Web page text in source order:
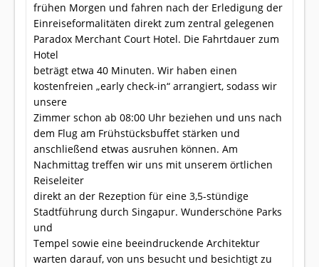
frühen Morgen und fahren nach der Erledigung der
Einreiseformalitäten direkt zum zentral gelegenen
Paradox Merchant Court Hotel. Die Fahrtdauer zum
Hotel
beträgt etwa 40 Minuten. Wir haben einen
kostenfreien „early check-in“ arrangiert, sodass wir
unsere
Zimmer schon ab 08:00 Uhr beziehen und uns nach
dem Flug am Frühstücksbuffet stärken und
anschließend etwas ausruhen können. Am
Nachmittag treffen wir uns mit unserem örtlichen
Reiseleiter
direkt an der Rezeption für eine 3,5-stündige
Stadtführung durch Singapur. Wunderschöne Parks
und
Tempel sowie eine beeindruckende Architektur
warten darauf, von uns besucht und besichtigt zu